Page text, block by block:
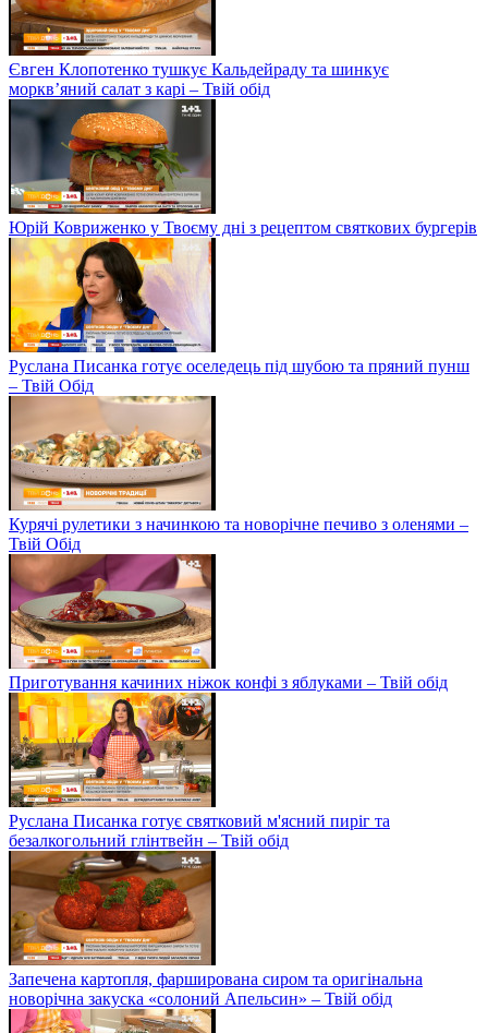
Євген Клопотенко тушкує Кальдейраду та шинкує
моркв’яний салат з карі – Твій обід
Юрій Ковриженко у Твоєму дні з рецептом святкових бургерів
Руслана Писанка готує оселедець під шубою та пряний пунш
– Твій Обід
Курячі рулетики з начинкою та новорічне печиво з оленями –
Твій Обід
Приготування качиних ніжок конфі з яблуками – Твій обід
Руслана Писанка готує святковий м'ясний пиріг та
безалкогольний глінтвейн – Твій обід
Запечена картопля, фарширована сиром та оригінальна
новорічна закуска «солоний Апельсин» – Твій обід